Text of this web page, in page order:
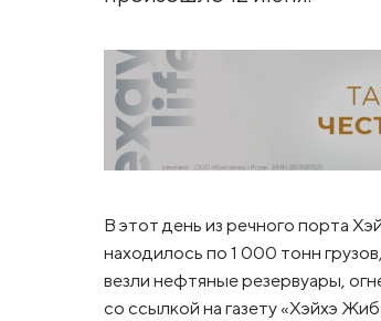
В этот день из речного порта
находилось по 1 000 тонн
везли нефтяные резервуары,
со ссылкой на газету «Хэйхэ